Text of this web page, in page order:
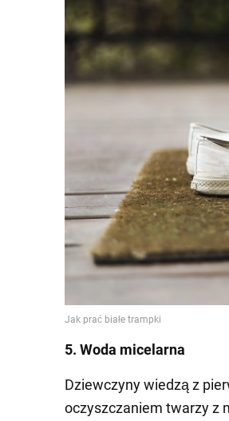
5. Woda micelarna
Dziewczyny wiedzą z
oczyszczaniem twarzy z